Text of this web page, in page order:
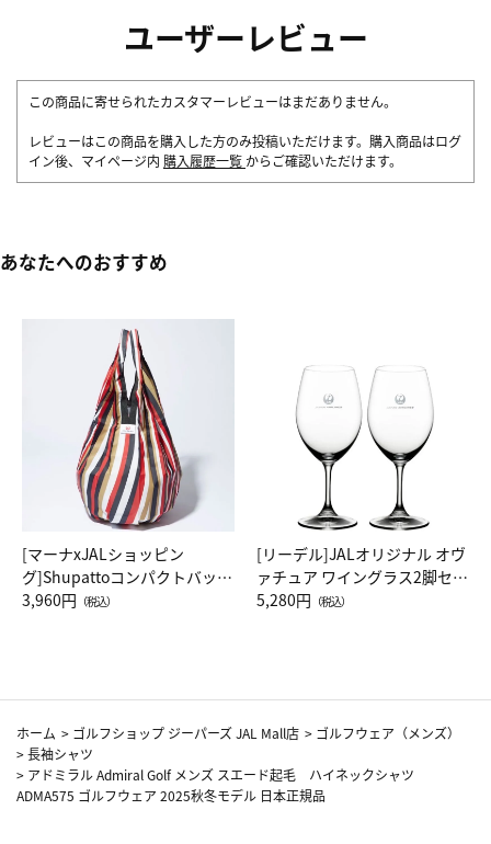
ユーザーレビュー
この商品に寄せられたカスタマーレビューはまだありません。
レビューはこの商品を購入した方のみ投稿いただけます。購入商品はログ
イン後、マイページ内 購入履歴一覧 からご確認いただけます。
あなたへのおすすめ
[マーナxJALショッピン
グ]Shupattoコンパクトバッグ
Drop JAL客室乗務員（LC）ス
3,960円 （税込）
[リーデル]JALオリジナル オヴ
ァチュア ワイングラス2脚セッ
ト（レッドワイン）
5,280円 （税込）
ホーム > ゴルフショップ ジーパーズ JAL Mall店 > ゴルフウェア（メンズ）
>長袖シャツ
> アドミラル Admiral Golf メンズ スエード起毛 ハイネックシャツ
ADMA575 ゴルフウェア 2025秋冬モデル 日本正規品